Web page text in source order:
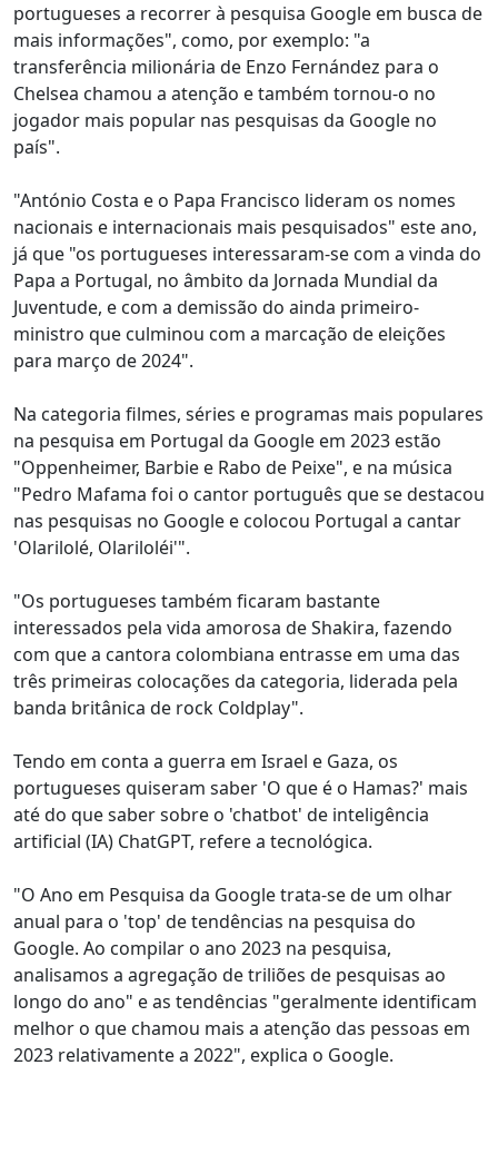
portugueses a recorrer à pesquisa Google em busca de
mais informações", como, por exemplo: "a
transferência milionária de Enzo Fernández para o
Chelsea chamou a atenção e também tornou-o no
jogador mais popular nas pesquisas da Google no
país".
"António Costa e o Papa Francisco lideram os nomes
nacionais e internacionais mais pesquisados" este ano,
já que "os portugueses interessaram-se com a vinda do
Papa a Portugal, no âmbito da Jornada Mundial da
Juventude, e com a demissão do ainda primeiro-
ministro que culminou com a marcação de eleições
para março de 2024".
Na categoria filmes, séries e programas mais populares
na pesquisa em Portugal da Google em 2023 estão
"Oppenheimer, Barbie e Rabo de Peixe", e na música
"Pedro Mafama foi o cantor português que se destacou
nas pesquisas no Google e colocou Portugal a cantar
'Olarilolé, Olariloléi'".
"Os portugueses também ficaram bastante
interessados pela vida amorosa de Shakira, fazendo
com que a cantora colombiana entrasse em uma das
três primeiras colocações da categoria, liderada pela
banda britânica de rock Coldplay".
Tendo em conta a guerra em Israel e Gaza, os
portugueses quiseram saber 'O que é o Hamas?' mais
até do que saber sobre o 'chatbot' de inteligência
artificial (IA) ChatGPT, refere a tecnológica.
"O Ano em Pesquisa da Google trata-se de um olhar
anual para o 'top' de tendências na pesquisa do
Google. Ao compilar o ano 2023 na pesquisa,
analisamos a agregação de triliões de pesquisas ao
longo do ano" e as tendências "geralmente identificam
melhor o que chamou mais a atenção das pessoas em
2023 relativamente a 2022", explica o Google.